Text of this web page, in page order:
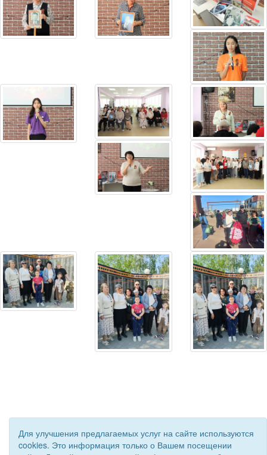
© 2019 - 2026 Астраханская областная организация ВОС. Все
Для улучшения предлагаемых услуг на сайте используются
cookies. Это информация только о Вашем посещении